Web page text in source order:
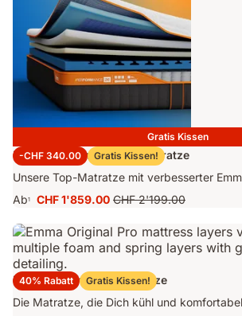
Gratis Kissen
-CHF 340.00
Gratis Kissen!
Emma Performance 26 Matratze
Unsere Top-Matratze mit verbesserter
Ab1
Preis
CHF 1'859.00 Ursprünglicher
CHF 2'199.00
CHF 2'199.00
40% Rabatt Gratis Kissen!
Emma Original Pro Matratze
Die Matratze, die Dich kühl und